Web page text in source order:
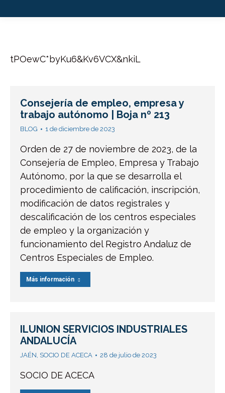
tPOewC*byKu6&Kv6VCX&nkiL
Consejería de empleo, empresa y
trabajo autónomo | Boja nº 213
BLOG 1 de diciembre de 2023
Orden de 27 de noviembre de 2023, de la
Consejería de Empleo, Empresa y Trabajo
Autónomo, por la que se desarrolla el
procedimiento de calificación, inscripción,
modificación de datos registrales y
descalificación de los centros especiales
de empleo y la organización y
funcionamiento del Registro Andaluz de
Centros Especiales de Empleo.
Más información
ILUNION SERVICIOS INDUSTRIALES
ANDALUCÍA
JAÉN, SOCIO DE ACECA 28 de julio de 2023
SOCIO DE ACECA